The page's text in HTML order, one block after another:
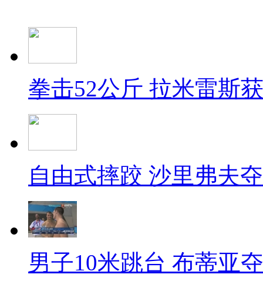
拳击52公斤 拉米雷斯
自由式摔跤 沙里弗夫
男子10米跳台 布蒂亚